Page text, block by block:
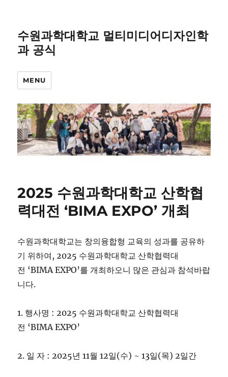
수원과학대학교 멀티미디어디자인학
과 공식
MENU
2025 수원과학대학교 산학협
력대전 ‘BIMA EXPO’ 개최
수원과학대학교는 창의융합형 교육의 성과를 공유하
기 위하여, 2025 수원과학대학교 산학협력대
전 ‘BIMA EXPO’를 개최하오니 많은 관심과 참석바랍
니다.
1. 행사명 : 2025 수원과학대학교 산학협력대
전 ‘BIMA EXPO’
2. 일 자 : 2025년 11월 12일(수) ~ 13일(목) 2일간